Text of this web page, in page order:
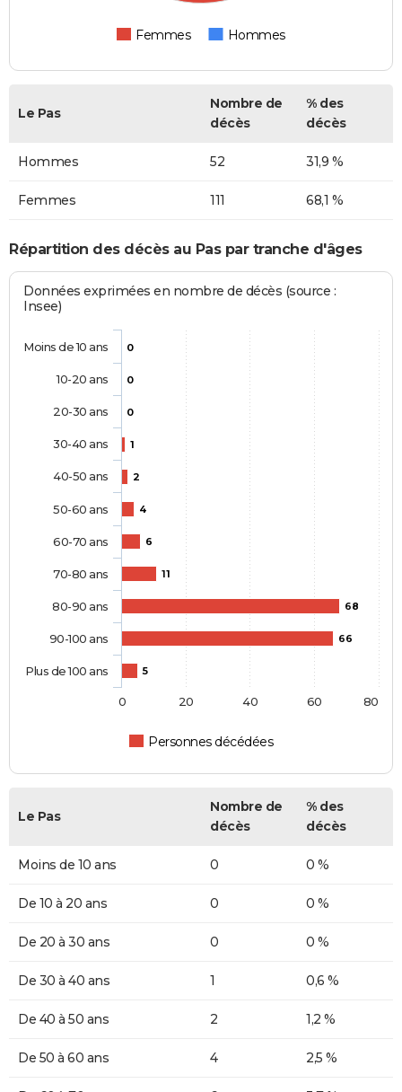
Femmes Hommes
Le Pas
Nombre de
décès
% des
décès
Hommes 52 31,9 %
Femmes 111 68,1 %
Répartition des décès au Pas par tranche d'âges
Données exprimées en nombre de décès (source :
Insee)
0
0
0
1
2
4
6
11
68
66
5
Personnes décédées
Moins de 10 ans
10-20 ans
20-30 ans
30-40 ans
40-50 ans
50-60 ans
60-70 ans
70-80 ans
80-90 ans
90-100 ans
Plus de 100 ans
0 20 40 60 80
Le Pas
Nombre de
décès
% des
décès
Moins de 10 ans 0 0 %
De 10 à 20 ans 0 0 %
De 20 à 30 ans 0 0 %
De 30 à 40 ans 1 0,6 %
De 40 à 50 ans 2 1,2 %
De 50 à 60 ans 4 2,5 %